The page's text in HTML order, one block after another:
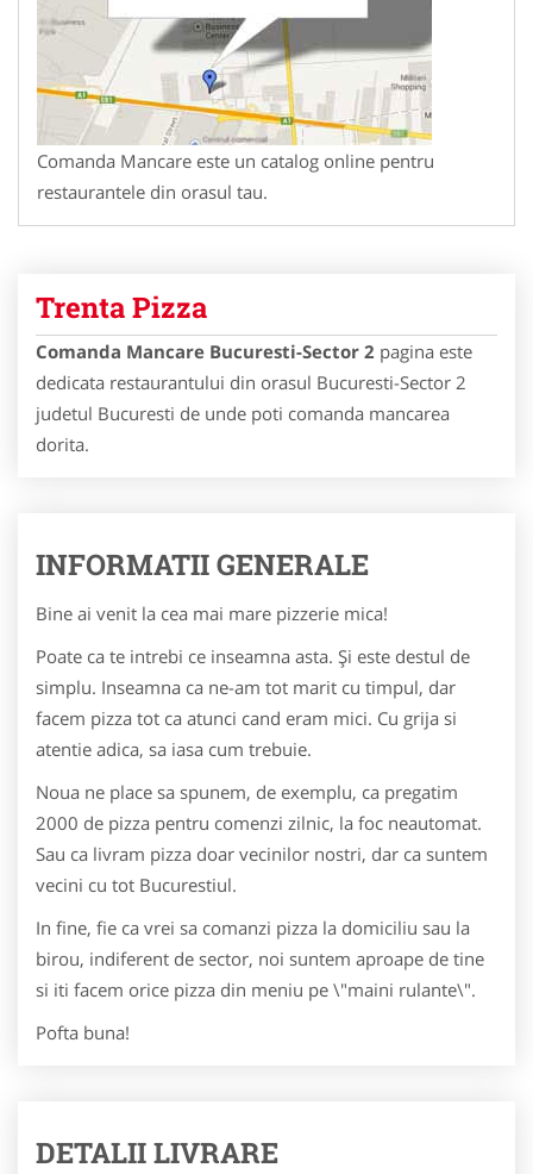
Comanda Mancare este un catalog online pentru
restaurantele din orasul tau.
Trenta Pizza
Comanda Mancare Bucuresti-Sector 2 pagina este
dedicata restaurantului din orasul Bucuresti-Sector 2
judetul Bucuresti de unde poti comanda mancarea
dorita.
INFORMATII GENERALE
Bine ai venit la cea mai mare pizzerie mica!
Poate ca te intrebi ce inseamna asta. Și este destul de
simplu. Inseamna ca ne-am tot marit cu timpul, dar
facem pizza tot ca atunci cand eram mici. Cu grija si
atentie adica, sa iasa cum trebuie.
Noua ne place sa spunem, de exemplu, ca pregatim
2000 de pizza pentru comenzi zilnic, la foc neautomat.
Sau ca livram pizza doar vecinilor nostri, dar ca suntem
vecini cu tot Bucurestiul.
In fine, fie ca vrei sa comanzi pizza la domiciliu sau la
birou, indiferent de sector, noi suntem aproape de tine
si iti facem orice pizza din meniu pe \"maini rulante\".
Pofta buna!
DETALII LIVRARE